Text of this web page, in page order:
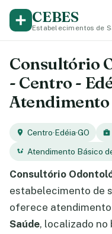
CEBES
Estabelecimentos de
Consultório
- Centro -
Atendimento
Centro·Edéia·GO
Atendimento Básico
Consultório
estabelecimento de
oferece
Saúde, localizado no